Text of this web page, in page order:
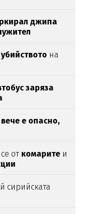
джипа
убийството на
заряза
е опасно,
се от комарите и
сирийската